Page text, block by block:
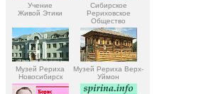
Учение
Живой Этики
Сибирское
Рериховское
Общество
Музей Рериха
Новосибирск
Музей Рериха Верх-
Уймон